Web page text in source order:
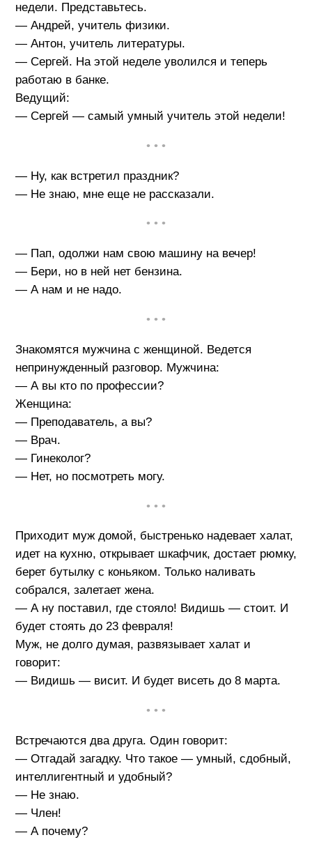
недели. Представьтесь.
— Андрей, учитель физики.
— Антон, учитель литературы.
— Сергей. На этой неделе уволился и теперь
работаю в банке.
Ведущий:
— Сергей — самый умный учитель этой недели!
• • •
— Ну, как встретил праздник?
— Не знаю, мне еще не рассказали.
• • •
— Пап, одолжи нам свою машину на вечер!
— Бери, но в ней нет бензина.
— А нам и не надо.
• • •
Знакомятся мужчина с женщиной. Ведется
непринужденный разговор. Мужчина:
— А вы кто по профессии?
Женщина:
— Преподаватель, а вы?
— Врач.
— Гинеколог?
— Нет, но посмотреть могу.
• • •
Приходит муж домой, быстренько надевает халат,
идет на кухню, открывает шкафчик, достает рюмку,
берет бутылку с коньяком. Только наливать
собрался, залетает жена.
— А ну поставил, где стояло! Видишь — стоит. И
будет стоять до 23 февраля!
Муж, не долго думая, развязывает халат и
говорит:
— Видишь — висит. И будет висеть до 8 марта.
• • •
Встречаются два друга. Один говорит:
— Отгадай загадку. Что такое — умный, сдобный,
интеллигентный и удобный?
— Не знаю.
— Член!
— А почему?